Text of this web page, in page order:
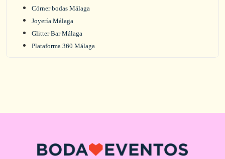
Córner bodas Málaga
Joyería Málaga
Glitter Bar Málaga
Plataforma 360 Málaga